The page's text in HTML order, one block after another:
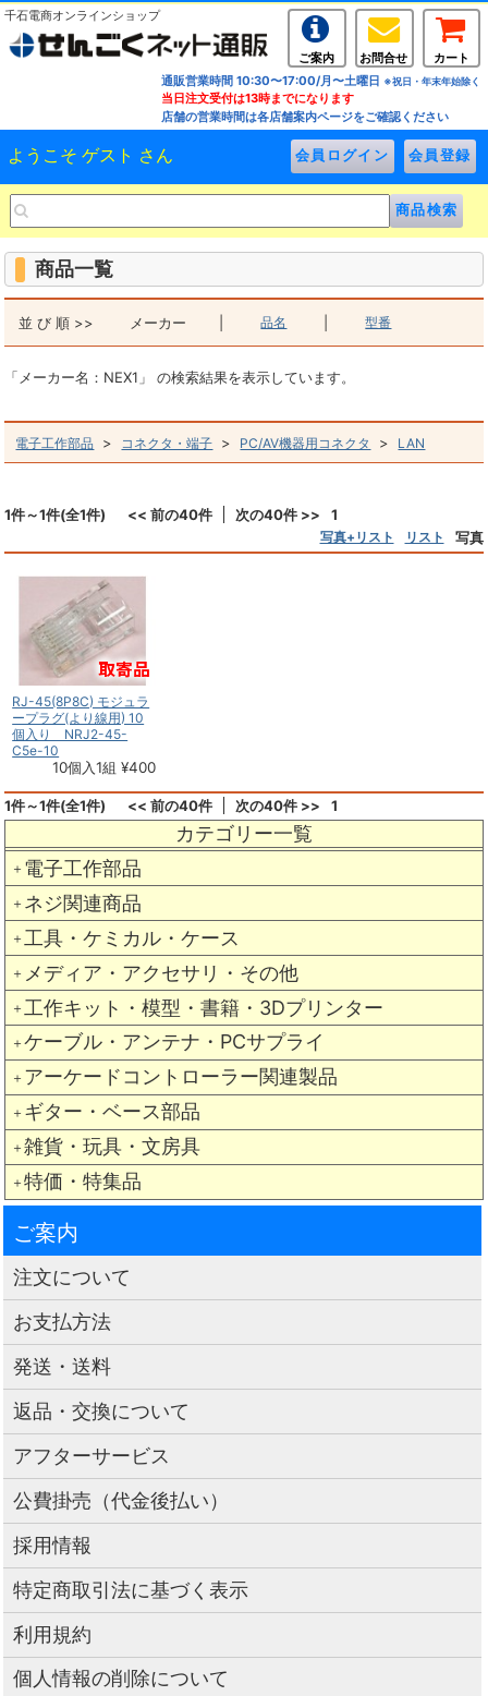
千石電商オンラインショップ
ご案内 お問合せ
カート
通販営業時間 10:30〜17:00/月〜土曜日 ※祝日・年末年始除く
当日注文受付は13時までになります
店舗の営業時間は各店舗案内ページをご確認ください
ようこそ ゲスト さん
カテゴリー一覧
＋ 電子工作部品
＋ ネジ関連商品
＋ 工具・ケミカル・ケース
＋ メディア・アクセサリ・その他
＋ 工作キット・模型・書籍・3Dプリンター
＋ ケーブル・アンテナ・PCサプライ
＋ アーケードコントローラー関連製品
＋ ギター・ベース部品
＋ 雑貨・玩具・文房具
＋ 特価・特集品
商品一覧
並 び 順 >> メーカー 品名 型番
「メーカー名：NEX1」 の検索結果を表示しています。
電子工作部品 > コネクタ・端子 > PC/AV機器用コネクタ > LAN
1件～1件(全1件) << 前の40件 次の40件 >> 1
写真+リスト リスト 写真
RJ-45(8P8C) モジュラ
ープラグ(より線用) 10
個入り NRJ2-45-
C5e-10
10個入1組 ¥400
1件～1件(全1件) << 前の40件 次の40件 >> 1
ご案内
注文について
お支払方法
発送・送料
返品・交換について
アフターサービス
公費掛売（代金後払い）
採用情報
特定商取引法に基づく表示
利用規約
個人情報の削除について